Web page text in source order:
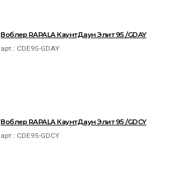
Воблер RAPALA КаунтДаун Элит 95 /GDAY
арт.: CDE95-GDAY
Воблер RAPALA КаунтДаун Элит 95 /GDCY
арт.: CDE95-GDCY